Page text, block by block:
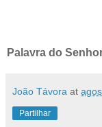
Palavra do
João Távora at
Partilhar